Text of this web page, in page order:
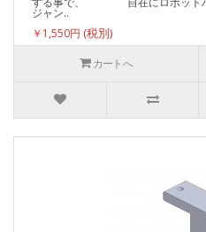
ジャン..
￥1,550円
カートへ